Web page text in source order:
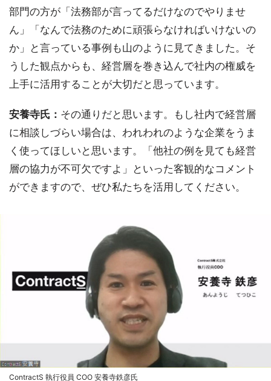
部門の方が「法務部が言ってるだけなのでやりませ
ん」「なんで法務のために頑張らなければいけないの
か」と言っている事例も山のように見てきました。そ
うした観点からも、経営層を巻き込んで社内の権威を
上手に活用することが大切だと思っています。
安養寺氏： その通りだと思います。もし社内で経営層
に相談しづらい場合は、われわれのような企業をうま
く使ってほしいと思います。「他社の例を見ても経営
層の協力が不可欠ですよ」といった客観的なコメント
ができますので、ぜひ私たちを活用してください。
ContractS 執行役員 COO 安養寺鉄彦氏